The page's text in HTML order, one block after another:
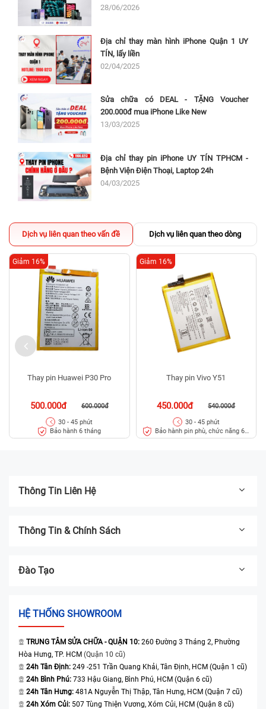
28/06/2026
Địa chỉ thay màn hình iPhone Quận 1 UY
TÍN, lấy liền
02/04/2025
Sửa chữa có DEAL - TẶNG Voucher
200.000đ mua iPhone Like New
13/03/2025
Địa chỉ thay pin iPhone UY TÍN TPHCM -
Bệnh Viện Điện Thoại, Laptop 24h
04/03/2025
Dịch vụ liên quan theo vấn đề Dịch vụ liên quan theo dòng
Thay pin Huawei P30 Pro
500.000đ 600.000đ
Giảm 16%
30 - 45 phút
Bảo hành 6 tháng
Thay pin Vivo Y51
450.000đ 540.000đ
Giảm 16%
30 - 45 phút
Bảo hành pin phù, chức năng 6
tháng
Thông Tin Liên Hệ
Thông Tin & Chính Sách
Đào Tạo
HỆ THỐNG SHOWROOM
TRUNG TÂM SỬA CHỮA - QUẬN 10: 260 Đường 3 Tháng 2, Phường
Hòa Hưng, TP. HCM (Quận 10 cũ)
24h Tân Định: 249 -251 Trần Quang Khải, Tân Định, HCM (Quận 1 cũ)
24h Bình Phú: 733 Hậu Giang, Bình Phú, HCM (Quận 6 cũ)
24h Tân Hưng: 481A Nguyễn Thị Thập, Tân Hưng, HCM (Quận 7 cũ)
24h Xóm Củi: 507 Tùng Thiện Vương, Xóm Củi, HCM (Quận 8 cũ)